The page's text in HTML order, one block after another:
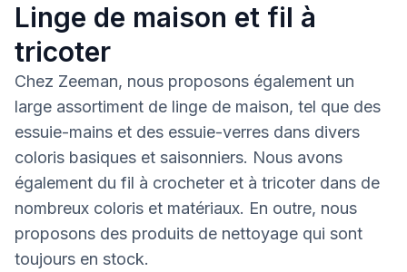
Linge de maison et fil à
tricoter
Chez Zeeman, nous proposons également un
large assortiment de linge de maison, tel que des
essuie-mains et des essuie-verres dans divers
coloris basiques et saisonniers. Nous avons
également du fil à crocheter et à tricoter dans de
nombreux coloris et matériaux. En outre, nous
proposons des produits de nettoyage qui sont
toujours en stock.